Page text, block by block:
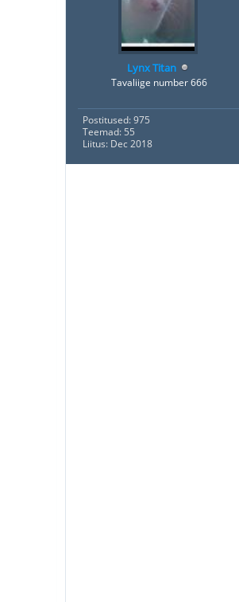
Lynx Titan
Tavaliige number 666
Postitused: 975
Teemad: 55
Liitus: Dec 2018